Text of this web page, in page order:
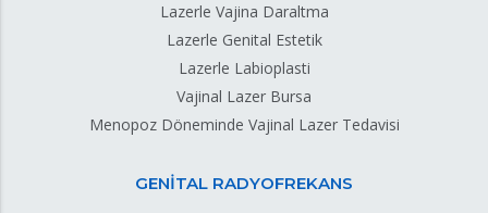
Lazerle Vajina Daraltma
Lazerle Genital Estetik
Lazerle Labioplasti
Vajinal Lazer Bursa
Menopoz Döneminde Vajinal Lazer Tedavisi
GENİTAL RADYOFREKANS